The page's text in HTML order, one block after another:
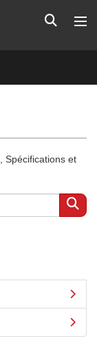
Spécifications et